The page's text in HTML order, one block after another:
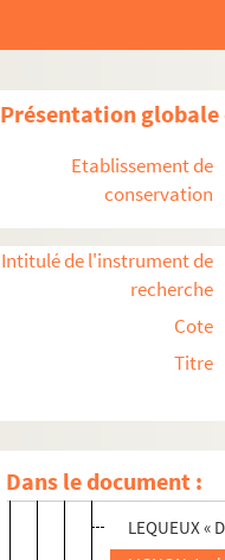
Présentation
Etablissement de
conservation
Intitulé de l'instrument de
recherche
Cote
Titre
Dans le document :
KAAS
KUCHEIDA
LA FORÊT
LANTOINE
LA VINY Gérard
LEPREST
LEQUEUX «